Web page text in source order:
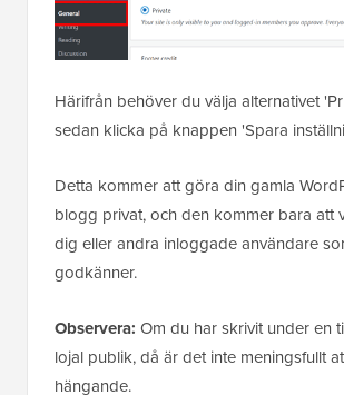
Härifrån behöver du välja alternativet
sedan klicka på knappen 'Spara
Detta kommer att göra din gamla
blogg privat, och den kommer bara att
dig eller andra inloggade användare
godkänner.
Observera: Om du har skrivit under en
lojal publik, då är det inte meningsfullt
hängande.